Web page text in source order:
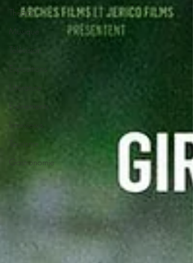
Théâtre
Musique
Télévision
Expositions
Littérature
Evénements
Interviews
Tourisme
Gastronomie